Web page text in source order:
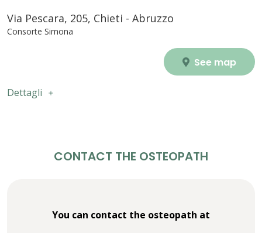
Via Pescara, 205, Chieti - Abruzzo
Consorte Simona
See map
Dettagli
CONTACT THE OSTEOPATH
You can contact the osteopath at